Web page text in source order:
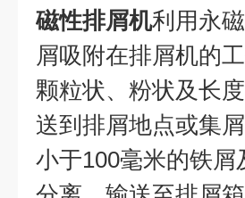
磁性排屑机利用永
屑吸附在排屑机的
颗粒状、粉状及长
送到排屑地点或集
小于100毫米的铁